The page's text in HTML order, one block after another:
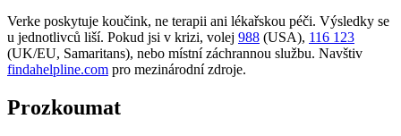
Verke poskytuje koučink, ne terapii ani lékařskou péči. Výsledky se
u jednotlivců liší. Pokud jsi v krizi, volej 988 (USA), 116 123
(UK/EU, Samaritans), nebo místní záchrannou službu. Navštiv
findahelpline.com pro mezinárodní zdroje.
Prozkoumat